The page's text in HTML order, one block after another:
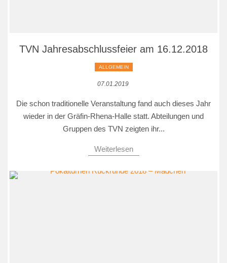
TVN Jahresabschlussfeier am 16.12.2018
ALLGEMEIN
07.01.2019
Die schon traditionelle Veranstaltung fand auch dieses Jahr
wieder in der Gräfin-Rhena-Halle statt. Abteilungen und
Gruppen des TVN zeigten ihr...
Weiterlesen